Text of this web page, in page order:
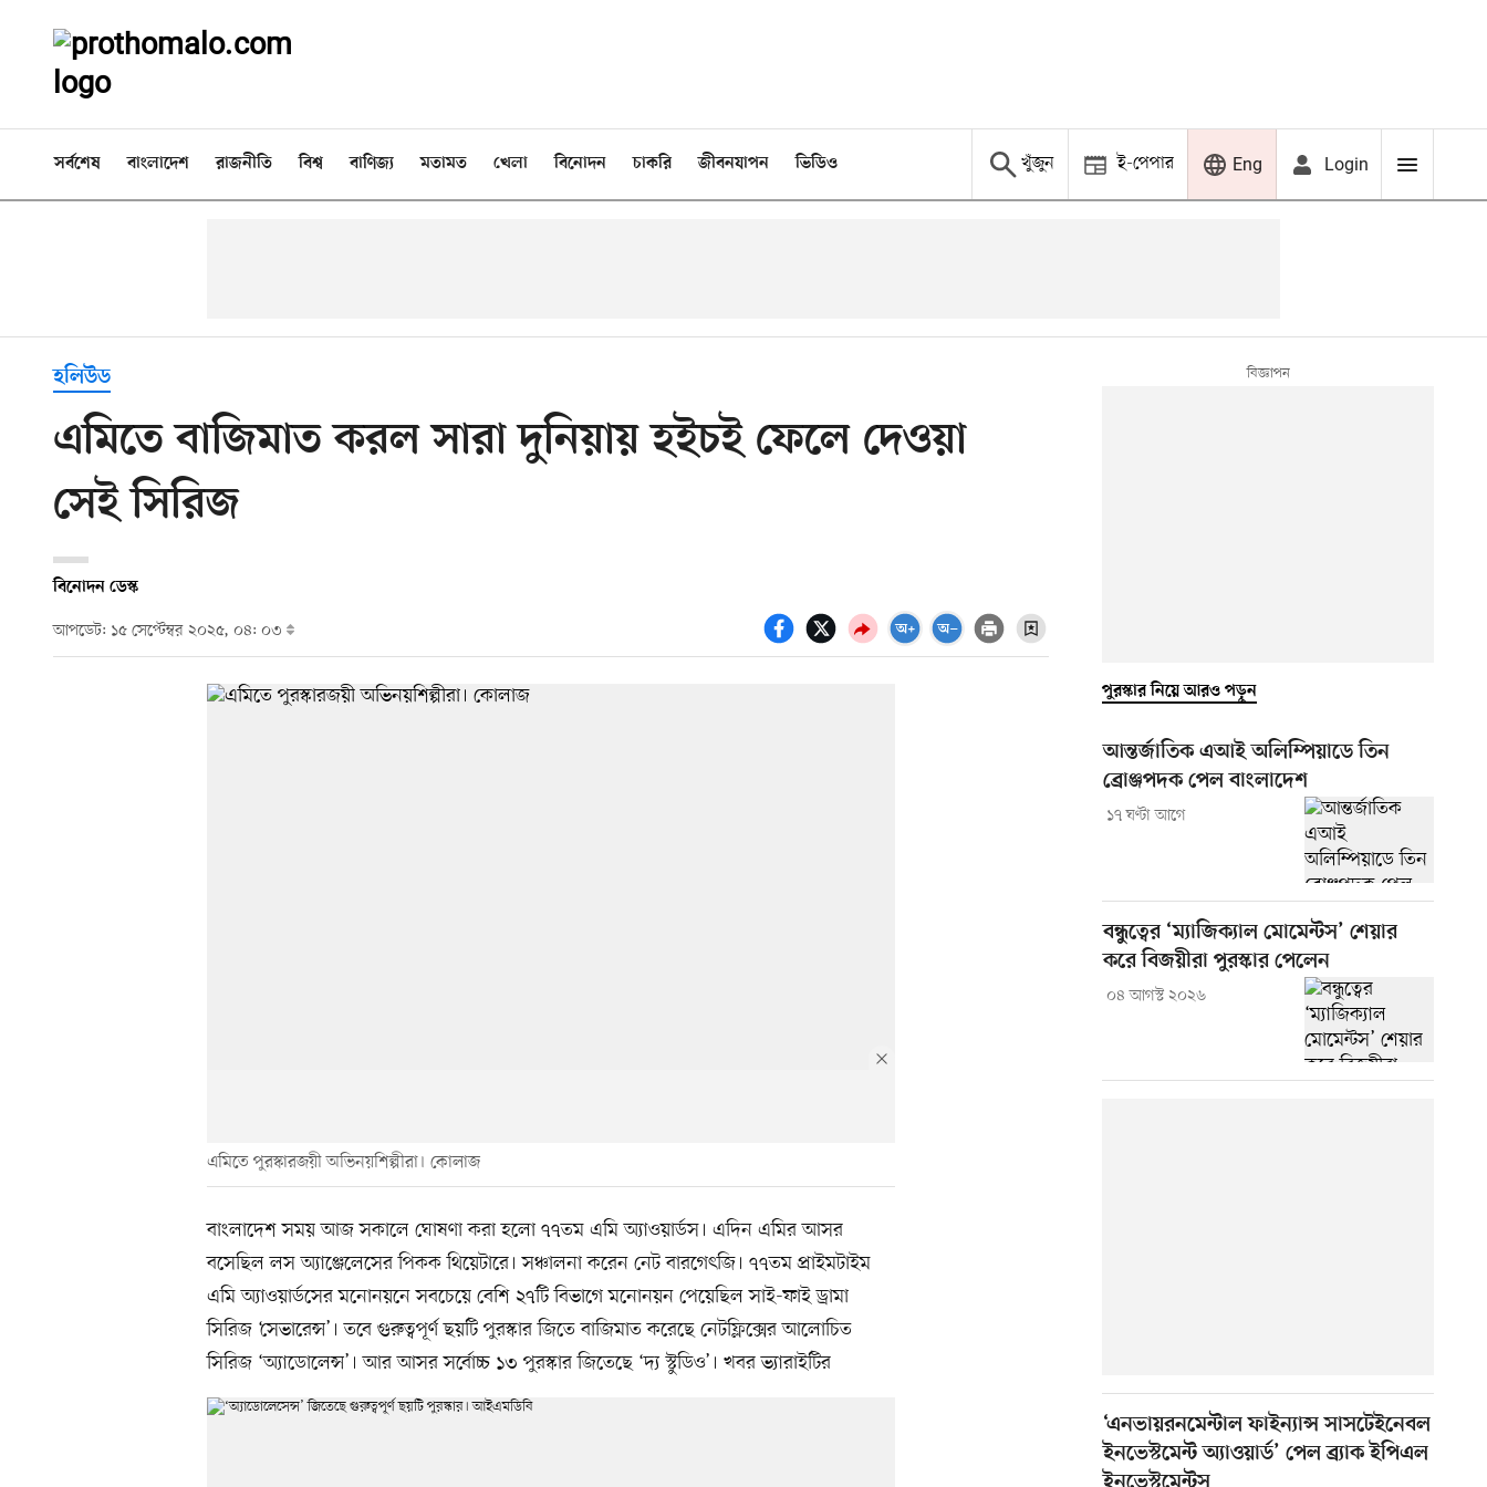
সর্বশেষ বাংলাদেশ রাজনীতি বিশ্ব বাণিজ্য মতামত খেলা বিনোদন চাকরি জীবনযাপন ভিডিও খুঁজুন ই-পেপার Eng Login
হলিউড
এমিতে বাজিমাত করল সারা দুনিয়ায় হইচই ফেলে দেওয়া
সেই সিরিজ
বিনোদন ডেস্ক
আপডেট: ১৫ সেপ্টেম্বর ২০২৫, ০৪: ০৩
এমিতে পুরস্কারজয়ী অভিনয়শিল্পীরা। কোলাজ
বাংলাদেশ সময় আজ সকালে ঘোষণা করা হলো ৭৭তম এমি অ্যাওয়ার্ডস। এদিন এমির আসর
বসেছিল লস অ্যাঞ্জেলেসের পিকক থিয়েটারে। সঞ্চালনা করেন নেট বারগেৎজি। ৭৭তম প্রাইমটাইম
এমি অ্যাওয়ার্ডসের মনোনয়নে সবচেয়ে বেশি ২৭টি বিভাগে মনোনয়ন পেয়েছিল সাই-ফাই ড্রামা
সিরিজ ‘সেভারেন্স’। তবে গুরুত্বপূর্ণ ছয়টি পুরস্কার জিতে বাজিমাত করেছে নেটফ্লিক্সের আলোচিত
সিরিজ ‘অ্যাডোলেন্স’। আর আসর সর্বোচ্চ ১৩ পুরস্কার জিতেছে ‘দ্য স্টুডিও’। খবর ভ্যারাইটির
পুরস্কার নিয়ে আরও পড়ুন
আন্তর্জাতিক এআই অলিম্পিয়াডে তিন
ব্রোঞ্জপদক পেল বাংলাদেশ
১৭ ঘণ্টা আগে
বন্ধুত্বের ‘ম্যাজিক্যাল মোমেন্টস’ শেয়ার
করে বিজয়ীরা পুরস্কার পেলেন
০৪ আগস্ট ২০২৬
‘এনভায়রনমেন্টাল ফাইন্যান্স সাসটেইনেবল
ইনভেস্টমেন্ট অ্যাওয়ার্ড’ পেল ব্র্যাক ইপিএল